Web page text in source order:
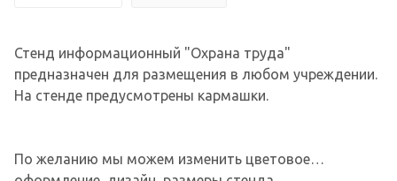
Стенд информационный "Охрана труда"
предназначен для размещения в любом учреждении.
На стенде предусмотрены кармашки.
По желанию мы можем изменить цветовое